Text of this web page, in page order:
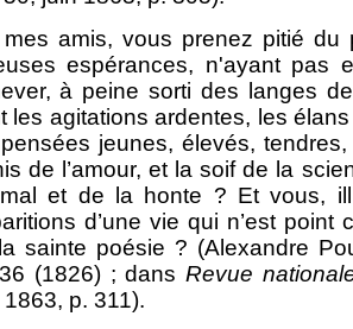
amis, vous prenez pitié du
espérances, n'ayant pas
à peine sorti des langes
les agitations ardentes, les
pensées jeunes, élevés,
de l’amour, et la soif de la
et de la honte ? Et vous,
d’une vie qui n’est
sainte poésie ? (Alexandre
(1826) ; dans Revue
1863, p. 311).